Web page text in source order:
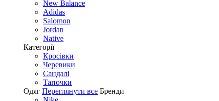
New Balance
Adidas
Salomon
Jordan
Native
Категорії
Кросівки
Черевики
Сандалі
Tапочки
Одяг Переглянути все Бренди